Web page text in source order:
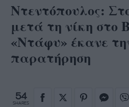
Ντεντόπουλος:
μετά τη νίκη στο
«Ντάφυ» έκανε
παρατήρηση
54
SHARES